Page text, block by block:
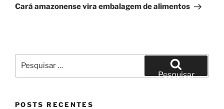
post
Cará amazonense vira embalagem de alimentos
por:
Pesquisar
POSTS RECENTES